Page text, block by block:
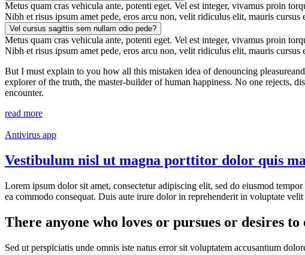
Metus quam cras vehicula ante, potenti eget. Vel est integer, vivamus proin
Nibh et risus ipsum amet pede, eros arcu non, velit ridiculus elit, mauris cursus
Vel cursus sagittis sem nullam odio pede?
Metus quam cras vehicula ante, potenti eget. Vel est integer, vivamus proin
Nibh et risus ipsum amet pede, eros arcu non, velit ridiculus elit, mauris cursus
But I must explain to you how all this mistaken idea of denouncing
explorer of the truth, the master-builder of human happiness. No one rejects,
encounter.
read more
Antivirus app
Vestibulum nisl ut magna porttitor dolor quis
Lorem ipsum dolor sit amet, consectetur adipiscing elit, sed do eiusmod
ea commodo consequat. Duis aute irure dolor in reprehenderit in voluptate
There anyone who loves or pursues or desires to
Sed ut perspiciatis unde omnis iste natus error sit voluptatem accusantium